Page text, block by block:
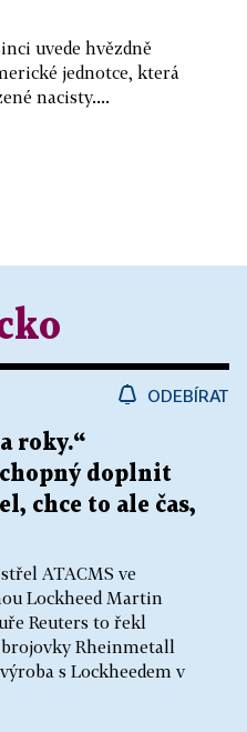
uvede hvězdně
jednotce, která
nacisty....
ODEBÍRAT
roky.“
doplnit
chce to ale čas,
ATACMS ve
Lockheed Martin
Reuters to řekl
Rheinmetall
s Lockheedem v